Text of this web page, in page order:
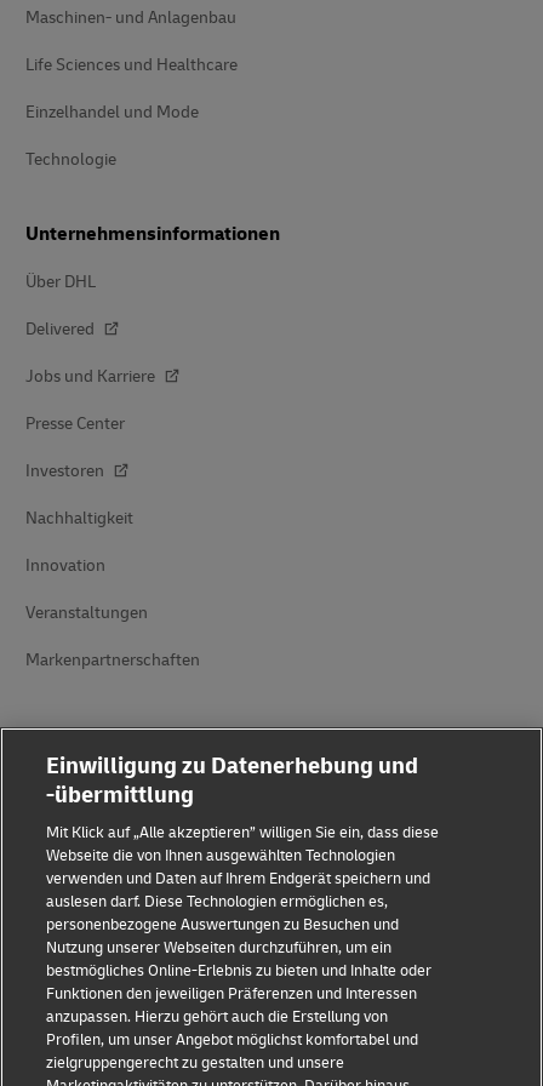
Maschinen- und Anlagenbau
Life Sciences und Healthcare
Einzelhandel und Mode
Technologie
Unternehmensinformationen
Über DHL
Delivered
Jobs und Karriere
Presse Center
Investoren
Nachhaltigkeit
Innovation
Veranstaltungen
Markenpartnerschaften
Betrugserkennung
Impressum
Nutzungsbedingungen
Datenschutz
Barrierefreiheit
Einwilligung zu Datenerhebung und
-übermittlung
Mit Klick auf „Alle akzeptieren” willigen Sie ein, dass diese
Webseite die von Ihnen ausgewählten Technologien
verwenden und Daten auf Ihrem Endgerät speichern und
auslesen darf. Diese Technologien ermöglichen es,
personenbezogene Auswertungen zu Besuchen und
Nutzung unserer Webseiten durchzuführen, um ein
bestmögliches Online-Erlebnis zu bieten und Inhalte oder
Funktionen den jeweiligen Präferenzen und Interessen
anzupassen. Hierzu gehört auch die Erstellung von
Profilen, um unser Angebot möglichst komfortabel und
zielgruppengerecht zu gestalten und unsere